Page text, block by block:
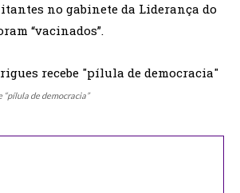
no gabinete da Liderança do
“vacinados”.
“pílula de democracia”